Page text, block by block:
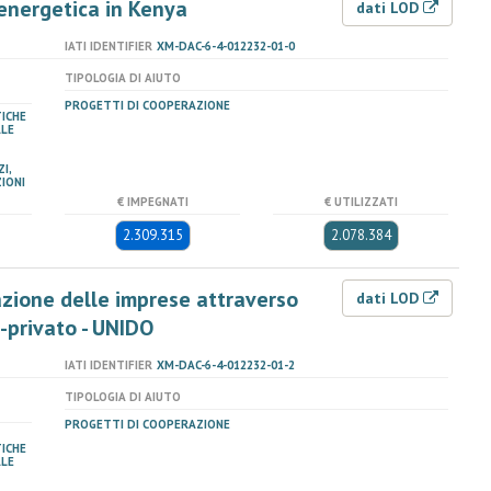
in Kenya dati LOD
IATI IDENTIFIER XM-DAC-6-4-012232-01-0
TIPOLOGIA DI AIUTO
PROGETTI DI COOPERAZIONE
€ IMPEGNATI
2.309.315
€ UTILIZZATI
2.078.384
delle imprese attraverso
- UNIDO
dati LOD
IATI IDENTIFIER XM-DAC-6-4-012232-01-2
TIPOLOGIA DI AIUTO
PROGETTI DI COOPERAZIONE